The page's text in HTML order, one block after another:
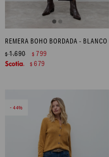
REMERA BOHO BORDADA - BLANCO
$1.690 $ 799
$ 679
44